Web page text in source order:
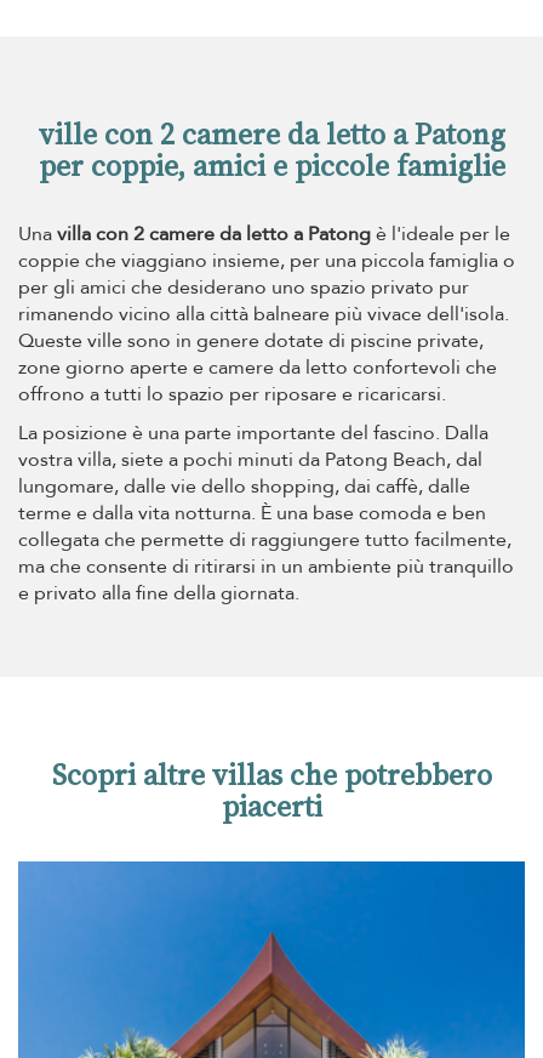
ville con 2 camere da letto a Patong
per coppie, amici e piccole famiglie
Unavilla con 2 camere da letto a Patongè l'ideale per le
coppie che viaggiano insieme, per una piccola famiglia o
per gli amici che desiderano uno spazio privato pur
rimanendo vicino alla città balneare più vivace dell'isola.
Queste ville sono in genere dotate di piscine private,
zone giorno aperte e camere da letto confortevoli che
offrono a tutti lo spazio per riposare e ricaricarsi.
La posizione è una parte importante del fascino. Dalla
vostra villa, siete a pochi minuti da Patong Beach, dal
lungomare, dalle vie dello shopping, dai caffè, dalle
terme e dalla vita notturna. È una base comoda e ben
collegata che permette di raggiungere tutto facilmente,
ma che consente di ritirarsi in un ambiente più tranquillo
e privato alla fine della giornata.
Scopri altre villas che potrebbero
piacerti